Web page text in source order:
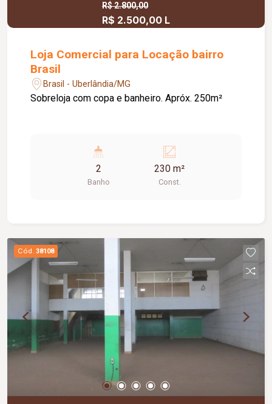
R$ 2.800,00
R$ 2.500,00 L
Loja Comercial para Locação bairro
Brasil
Brasil - Uberlândia/MG
Sobreloja com copa e banheiro. Apróx. 250m²
2
Banho
230 m²
Const.
Cód. 38108